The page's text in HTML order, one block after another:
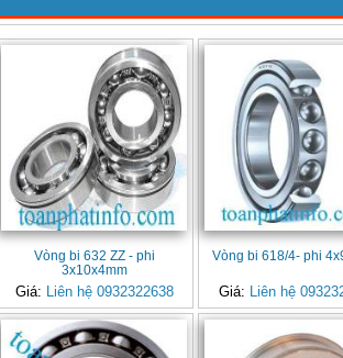
Vòng bi 632 ZZ - phi
3x10x4mm
Giá: Liên hệ 0932322638
Vòng bi 618/4- phi
Giá: Liên hệ